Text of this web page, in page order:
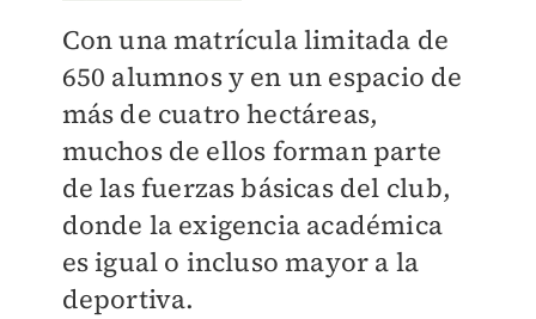
Con una matrícula limitada de
650 alumnos y en un espacio de
más de cuatro hectáreas,
muchos de ellos forman parte
de las fuerzas básicas del club,
donde la exigencia académica
es igual o incluso mayor a la
deportiva.